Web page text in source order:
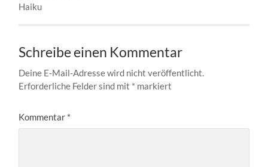
Haiku
Schreibe einen Kommentar
Deine E-Mail-Adresse wird nicht veröffentlicht.
Erforderliche Felder sind mit * markiert
Kommentar *